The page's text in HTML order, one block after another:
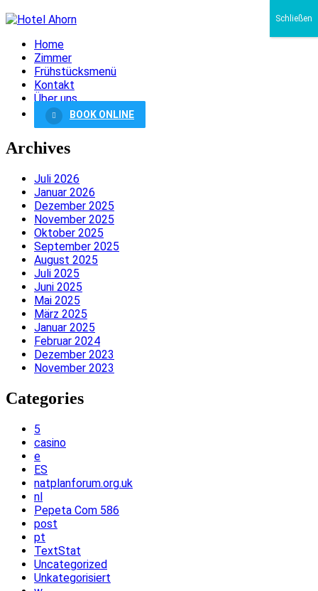
Home
Zimmer
Frühstücksmenü
Kontakt
Über uns
BOOK ONLINE
Archives
Juli 2026
Januar 2026
Dezember 2025
November 2025
Oktober 2025
September 2025
August 2025
Juli 2025
Juni 2025
Mai 2025
März 2025
Januar 2025
Februar 2024
Dezember 2023
November 2023
Categories
5
casino
e
ES
natplanforum.org.uk
nl
Pepeta Com 586
post
pt
TextStat
Uncategorized
Unkategorisiert
Schließen